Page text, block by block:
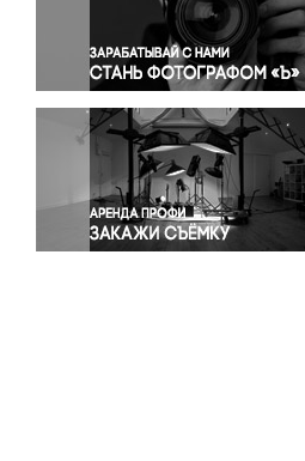
Правосудие
Происшествия и конфликты
Религия
Светская жизнь
Спорт
Экология
Экономика и бизнес